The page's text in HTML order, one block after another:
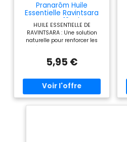
Pranarôm Huile
Essentielle Ravintsara
HECT 10 ml
HUILE ESSENTIELLE DE
RAVINTSARA : Une solution
naturelle pour renforcer les
défenses naturelles de
corps et l'esprit. STIMULANTE :
toniques et stimulantes, elle
saura vous aider en cas
d’inconforts hivernaux ou de
fatigue passagère. CONSEILS
5,95 €